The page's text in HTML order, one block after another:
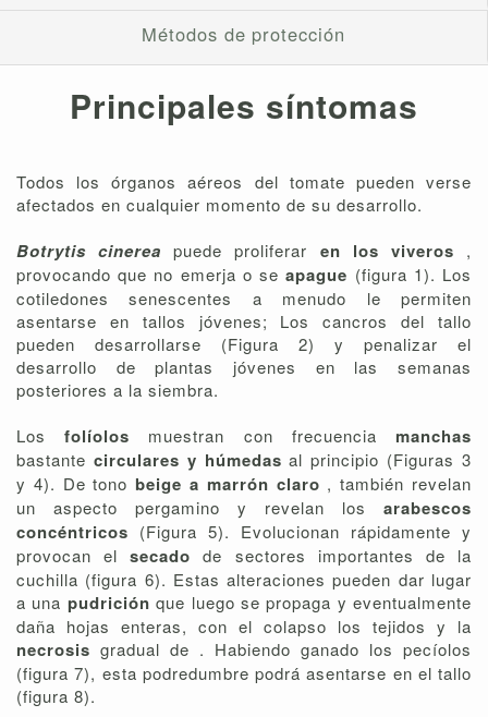
Métodos de protección
Principales síntomas
Todos los órganos aéreos del tomate pueden verse
afectados en cualquier momento de su desarrollo.
Botrytis cinereapuede proliferar en los viveros ,
provocando que no emerja o seapague (figura 1). Los
cotiledones senescentes a menudo le permiten
asentarse en tallos jóvenes; Los cancros del tallo
pueden desarrollarse (Figura 2) y penalizar el
desarrollo de plantas jóvenes en las semanas
posteriores a la siembra.
Losfolíolos muestran con frecuencia manchas
bastante circulares y húmedasal principio (Figuras 3
y 4). De tono beige a marrón claro , también revelan
un aspecto pergamino y revelan los arabescos
concéntricos (Figura 5). Evolucionan rápidamente y
provocan elsecadode sectores importantes de la
cuchilla (figura 6). Estas alteraciones pueden dar lugar
a una pudriciónque luego se propaga y eventualmente
daña hojas enteras, con el colapso los tejidos y la
necrosis gradual de . Habiendo ganado los pecíolos
(figura 7), esta podredumbre podrá asentarse en el tallo
(figura 8).